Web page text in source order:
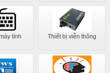
tính Thiết bị viễn thông